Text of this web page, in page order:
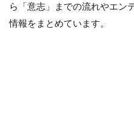
ら「意志」までの流れやエン
情報をまとめています。